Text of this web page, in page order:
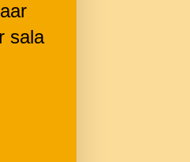
sala